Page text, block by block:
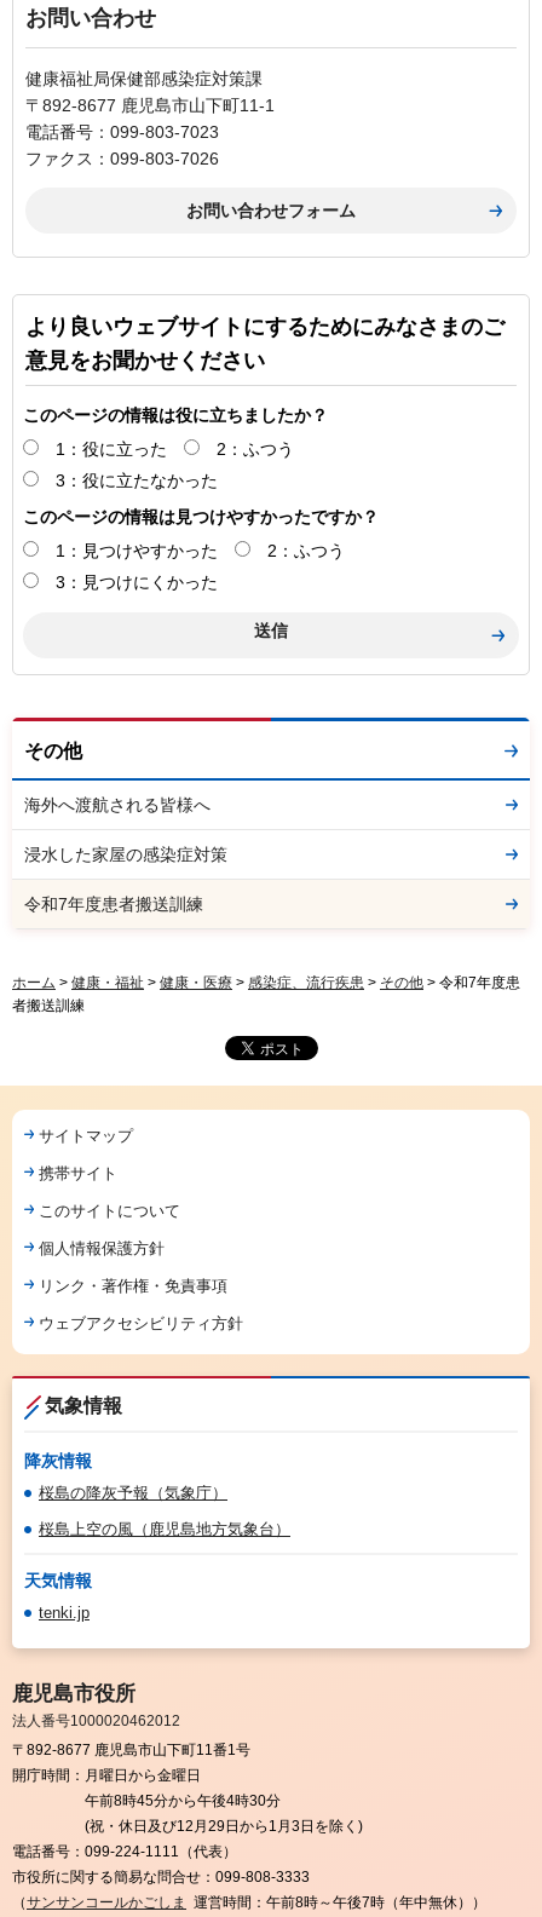
お問い合わせ
健康福祉局保健部感染症対策課
〒892-8677 鹿児島市山下町11-1
電話番号：099-803-7023
ファクス：099-803-7026
より良いウェブサイトにするためにみなさまのご
意見をお聞かせください
このページの情報は役に立ちましたか？
1：役に立った
2：ふつう
3：役に立たなかった
このページの情報は見つけやすかったですか？
1：見つけやすかった
2：ふつう
3：見つけにくかった
その他
海外へ渡航される皆様へ
浸水した家屋の感染症対策
令和7年度患者搬送訓練
ホーム > 健康・福祉 > 健康・医療 > 感染症、流行疾患 > その他 > 令和7年度患
者搬送訓練
サイトマップ
携帯サイト
このサイトについて
個人情報保護方針
リンク・著作権・免責事項
ウェブアクセシビリティ方針
気象情報
降灰情報
桜島の降灰予報（気象庁）
桜島上空の風（鹿児島地方気象台）
天気情報
tenki.jp
鹿児島市役所
法人番号1000020462012
〒892-8677 鹿児島市山下町11番1号
開庁時間： 月曜日から金曜日
午前8時45分から午後4時30分
(祝・休日及び12月29日から1月3日を除く)
電話番号： 099-224-1111（代表）
市役所に関する簡易な問合せ： 099-808-3333
（サンサンコールかごしま 運営時間：午前8時～午後7時（年中無休））